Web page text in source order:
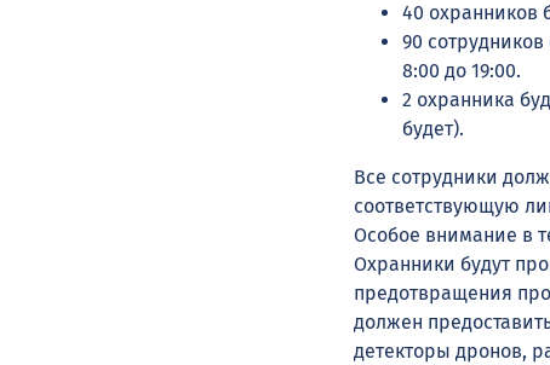
40 охранников
90
8:00 до 19:00.
2 охранника
будет).
Все сотрудники
соответствующую
Особое внимание в
Охранники будут
предотвращения
должен
детекторы дронов,